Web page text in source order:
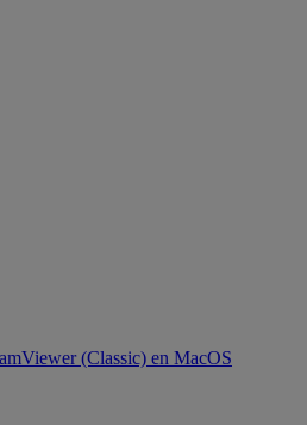
(Classic) en MacOS